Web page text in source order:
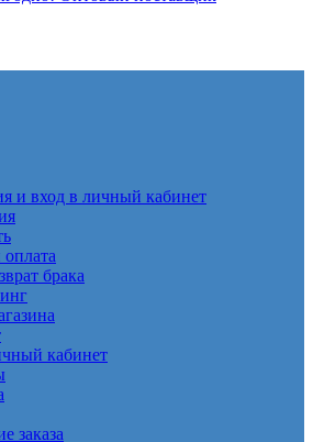
и вход в личный кабинет
оплата
брака
кабинет
заказа